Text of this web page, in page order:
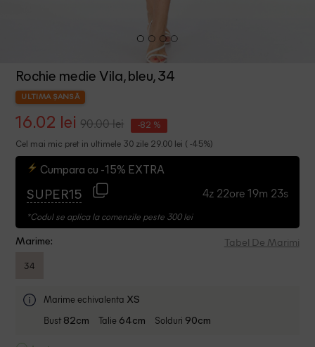
Rochie medie Vila, bleu, 34
ULTIMA ȘANSĂ
16.02 lei 90.00 lei -82 %
Cel mai mic pret in ultimele 30 zile 29.00 lei ( -45%)
Cumpara cu -15% EXTRA
SUPER15 4z 22ore 19m 23s
*Codul se aplica la comenzile peste 300 lei
Marime: Tabel De Marimi
34
Marime echivalenta XS
Bust 82cm Talie 64cm Solduri 90cm